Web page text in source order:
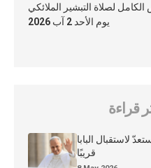
الكامل لصلاة التبشير الملائكي
يوم الأحد 2 آب 2026
قراءة
لاستقبال البابا
قريبًا